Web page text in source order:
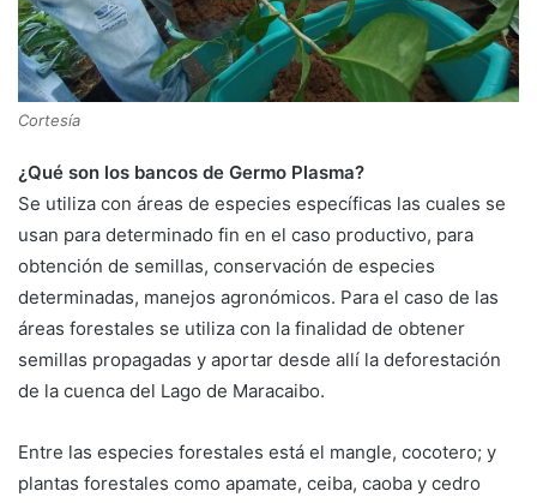
Cortesía
¿Qué son los bancos de Germo Plasma?
​Se utiliza con áreas de especies específicas las cuales se
usan para determinado fin en el caso productivo, para
obtención de semillas, conservación de especies
determinadas, manejos agronómicos. Para el caso de las
áreas forestales se utiliza con la finalidad de obtener
semillas propagadas y aportar desde allí la deforestación
de la cuenca del Lago de Maracaibo.
​Entre las especies forestales está el mangle, cocotero; y
plantas forestales como apamate, ceiba, caoba y cedro